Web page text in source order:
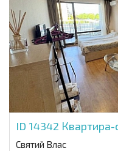
ID 14342 Квартира-
Святий Влас